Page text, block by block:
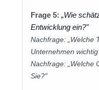
Frage 5: „Wie
Entwicklung ein?"
Nachfrage: „Welche
Unternehmen
Nachfrage: „Welche
Sie?"